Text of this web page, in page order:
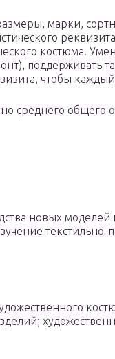
марки,
костюма.
поддерживать
чтобы
среднего общего
новых